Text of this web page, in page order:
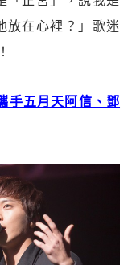
放在心裡？」歌迷
手五月天阿信、鄧